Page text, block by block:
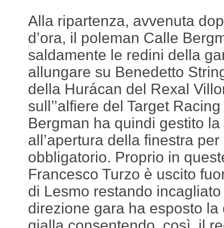
Alla ripartenza, avvenuta
d’ora, il poleman Calle
saldamente le redini della
allungare su Benedetto
della Hurácan del Rexal
sull’’alfiere del Target
Bergman ha quindi gestito
all’apertura della finestra
obbligatorio. Proprio in
Francesco Turzo è uscito
di Lesmo restando
direzione gara ha esposto